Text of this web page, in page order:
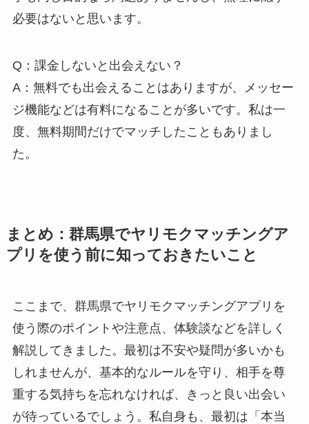
必要はないと思います。
Q：課金しないと出会えない？
A：無料でも出会えることはありますが、メッセー
ジ機能などは有料になることが多いです。私は一
度、無料期間だけでマッチしたこともありまし
た。
まとめ：群馬県でヤリモクマッチングア
プリを使う前に知っておきたいこと
ここまで、群馬県でヤリモクマッチングアプリを
使う際のポイントや注意点、体験談などを詳しく
解説してきました。最初は不安や疑問が多いかも
しれませんが、基本的なルールを守り、相手を尊
重する気持ちを忘れなければ、きっと良い出会い
が待っているでしょう。私自身も、最初は「本当